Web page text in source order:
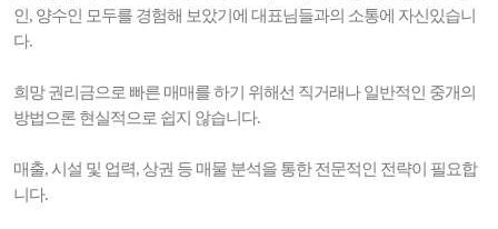
인, 양수인 모두를 경험해 보았기에 대표님들과의 소통에 자신있습니
다.
희망 권리금으로 빠른 매매를 하기 위해선 직거래나 일반적인 중개의
방법으론 현실적으로 쉽지 않습니다.
매출, 시설 및 업력, 상권 등 매물 분석을 통한 전문적인 전략이 필요합
니다.